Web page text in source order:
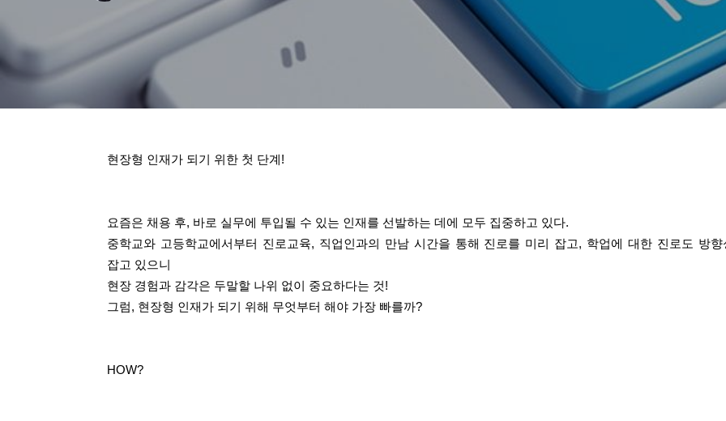
현장형 인재가 되기 위한 첫 단계!
요즘은 채용 후, 바로 실무에 투입될 수 있는 인재를 선발하는 데에 모두 집중하고 있다.
중학교와 고등학교에서부터 진로교육, 직업인과의 만남 시간을 통해 진로를 미리 잡고, 학업에 대한 진로도 방향
잡고 있으니
현장 경험과 감각은 두말할 나위 없이 중요하다는 것!
그럼, 현장형 인재가 되기 위해 무엇부터 해야 가장 빠를까?
HOW?